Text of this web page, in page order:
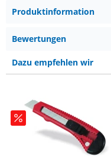
Produktinformation
Bewertungen
Dazu empfehlen wir